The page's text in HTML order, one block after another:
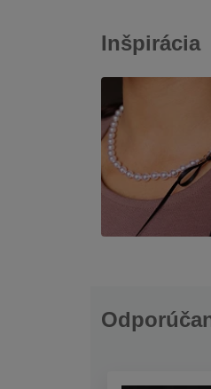
Inšpirácia